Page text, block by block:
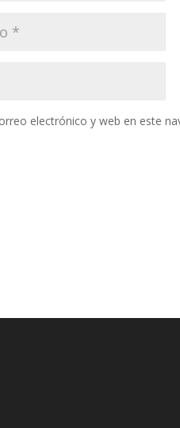
electrónico y web en este